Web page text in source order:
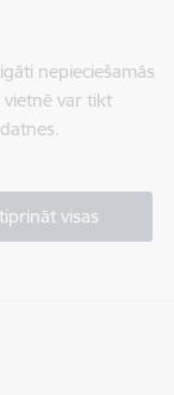
nepieciešamās
vietnē var tikt
visas